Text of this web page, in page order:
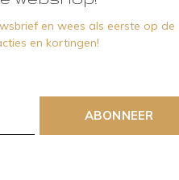
en wees als eerste op de
en kortingen!
ABONNEER